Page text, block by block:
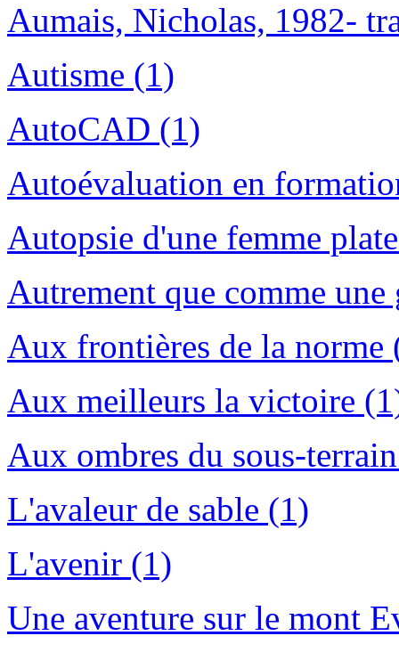
Aumais, Nicholas, 1982-
Autisme (1)
AutoCAD (1)
Autoévaluation en
Autopsie d'une femme
Autrement que comme
Aux frontières de la norme
Aux meilleurs la victoire
Aux ombres du sous-
L'avaleur de sable (1)
L'avenir (1)
Une aventure sur le mont